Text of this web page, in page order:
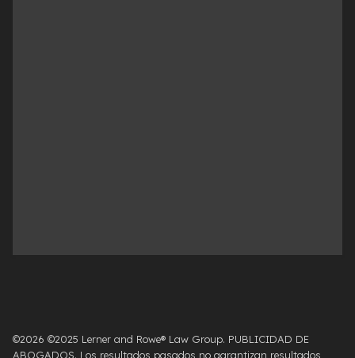
©2026 ©2025 Lerner and Rowe® Law Group. PUBLICIDAD DE
ABOGADOS. Los resultados pasados ​​no garantizan resultados